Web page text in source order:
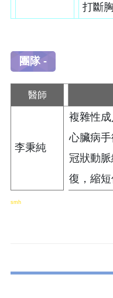
打斷
團隊 -
醫師
李秉純
複雜性
心臟病
冠狀動
復，縮
smh